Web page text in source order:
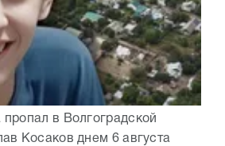
в Волгоградской
Косаков днем 6 августа